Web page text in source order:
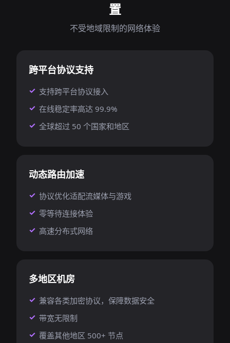
置
不受地域限制的网络体验
跨平台协议支持
支持跨平台协议接入
在线稳定率高达 99.9%
全球超过 50 个国家和地区
动态路由加速
协议优化适配流媒体与游戏
零等待连接体验
高速分布式网络
多地区机房
兼容各类加密协议，保障数据安全
带宽无限制
覆盖其他地区 500+ 节点